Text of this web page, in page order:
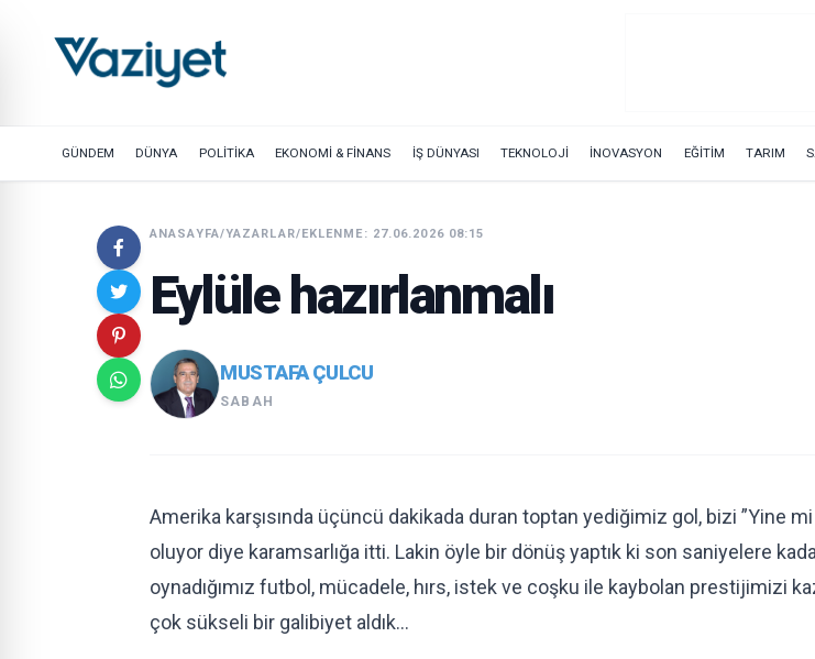
GÜNDEM DÜNYA POLİTİKA EKONOMİ & FİNANS İŞ DÜNYASI TEKNOLOJİ İNOVASYON EĞİTİM TARIM
ANASAYFA/YAZARLAR/EKLENME: 27.06.2026 08:15
Eylüle hazırlanmalı
MUSTAFA ÇULCU
SABAH
Amerika karşısında üçüncü dakikada duran toptan yediğimiz gol, bizi ”Yine mi
oluyor diye karamsarlığa itti. Lakin öyle bir dönüş yaptık ki son saniyelere
oynadığımız futbol, mücadele, hırs, istek ve coşku ile kaybolan prestijimizi
çok sükseli bir galibiyet aldık…